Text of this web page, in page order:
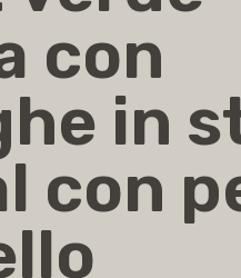
con
in
con